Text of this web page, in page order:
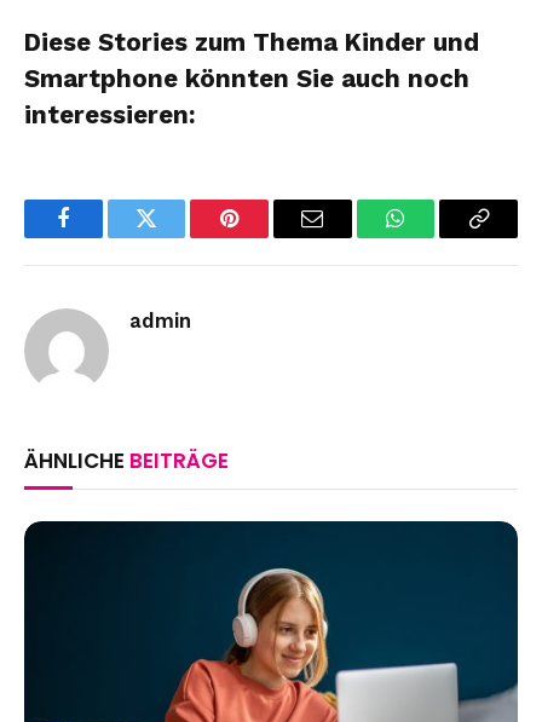
Diese Stories zum Thema Kinder und
Smartphone könnten Sie auch noch
interessieren:
FacebookTwitter Pinterest Email WhatsAppCopy
admin
ÄHNLICHE BEITRÄGE